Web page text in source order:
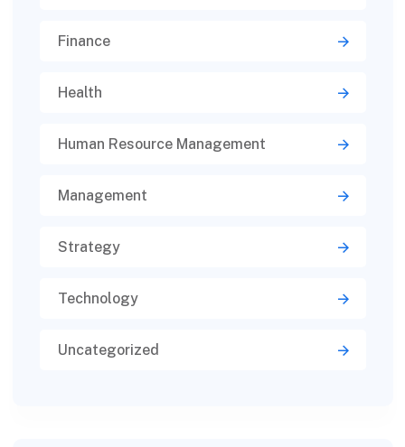
Finance
Health
Human Resource Management
Management
Strategy
Technology
Uncategorized